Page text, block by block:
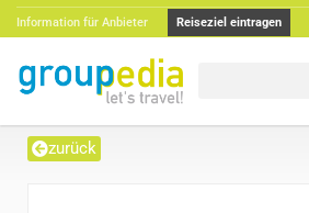
Information für Anbieter Reiseziel eintragen
zurück